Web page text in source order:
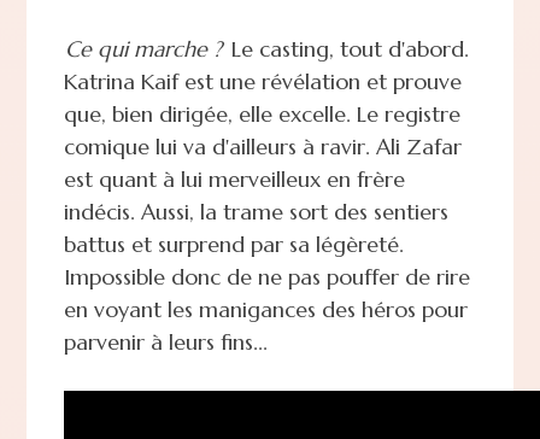
Ce qui marche ? Le casting, tout d'abord.
Katrina Kaif est une révélation et prouve
que, bien dirigée, elle excelle. Le registre
comique lui va d'ailleurs à ravir. Ali Zafar
est quant à lui merveilleux en frère
indécis. Aussi, la trame sort des sentiers
battus et surprend par sa légèreté.
Impossible donc de ne pas pouffer de rire
en voyant les manigances des héros pour
parvenir à leurs fins...